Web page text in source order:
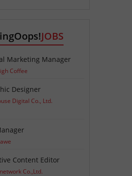
JOBS
Marketing Manager
Coffee
Designer
Digital Co., Ltd.
Content Editor
Co.,Ltd.